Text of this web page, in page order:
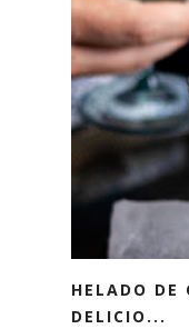
HELADO DE
DELICIO...